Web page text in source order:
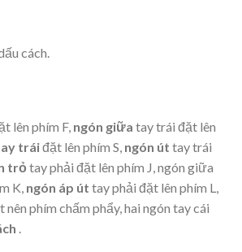
cách.
lên phím F, ngón giữa tay trái đặt lên
tráiđặt lên phím S, ngón út tay trái
trỏ tay phải đặt lên phím J, ngón giữa
K, ngón áp út tay phải đặt lên phím L,
nên phím chấm phẩy, hai ngón tay cái
.